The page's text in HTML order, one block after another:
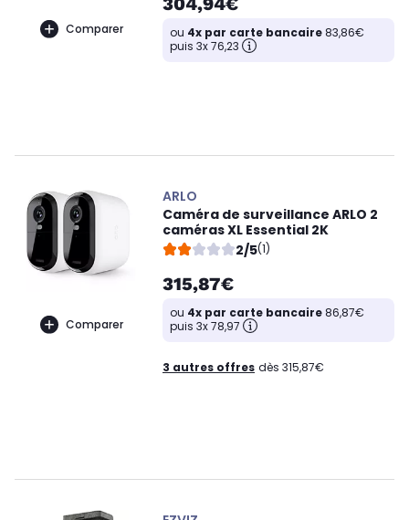
Comparer ou 4x par carte bancaire83,86€
puis 3x 76,23
Comparer
ARLO
Caméra de surveillance ARLO 2
caméras XL Essential 2K
2/5(1)
315,87€
ou 4x par carte bancaire86,87€
puis 3x 78,97
3 autres offres dès 315,87€